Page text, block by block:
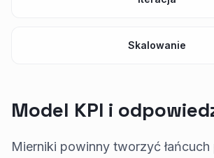
Skalowanie
Model KPI i
Mierniki powinny tworzyć